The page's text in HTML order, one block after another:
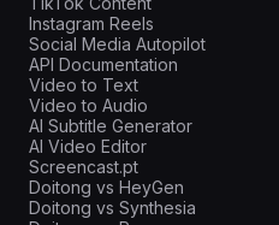
Instagram Reels
Social Media Autopilot
API Documentation
Video to Text
Video to Audio
AI Subtitle Generator
AI Video Editor
Screencast.pt
Doitong vs HeyGen
Doitong vs Synthesia